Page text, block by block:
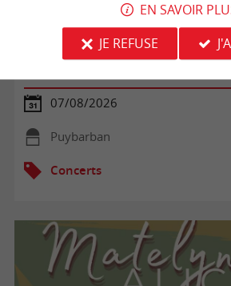
Opéra de Barie : Offenbach
07/08/2026
Puybarban
Concerts
EN SAVOIR
JE REFUSE